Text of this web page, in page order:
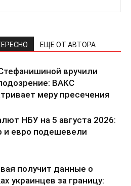
ЕЩЕ ОТ АВТОРА
вручили
ВАКС
меру пресечения
НБУ на 5 августа 2026:
и евро подешевели
получит данные о
украинцев за границу: